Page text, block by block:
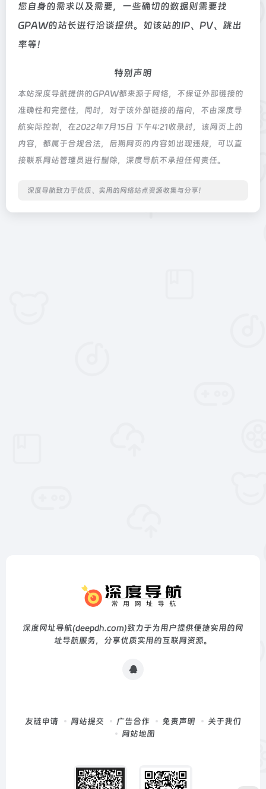
您自身的需求以及需要，一些确切的数据则需要找
GPAW的站长进行洽谈提供。如该站的IP、PV、跳出
率等！
特别声明
本站深度导航提供的GPAW都来源于网络，不保证外部链接的
准确性和完整性，同时，对于该外部链接的指向，不由深度导
航实际控制，在2022年7月15日 下午4:21收录时，该网页上的
内容，都属于合规合法，后期网页的内容如出现违规，可以直
接联系网站管理员进行删除，深度导航不承担任何责任。
深度导航致力于优质、实用的网络站点资源收集与分享！
深度网址导航(deepdh.com)致力于为用户提供便捷实用的网
址导航服务，分享优质实用的互联网资源。
友链申请 网站提交 广告合作 免责声明
关于我们
网站地图